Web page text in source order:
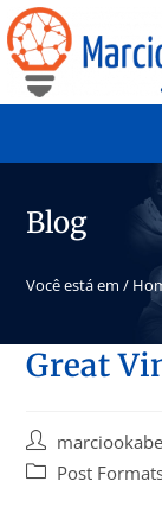
Blog
Você está em /
Great
marciookabe
Post